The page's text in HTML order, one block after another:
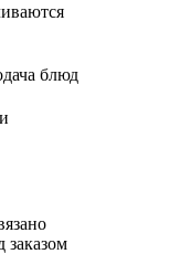
блюд
заказом